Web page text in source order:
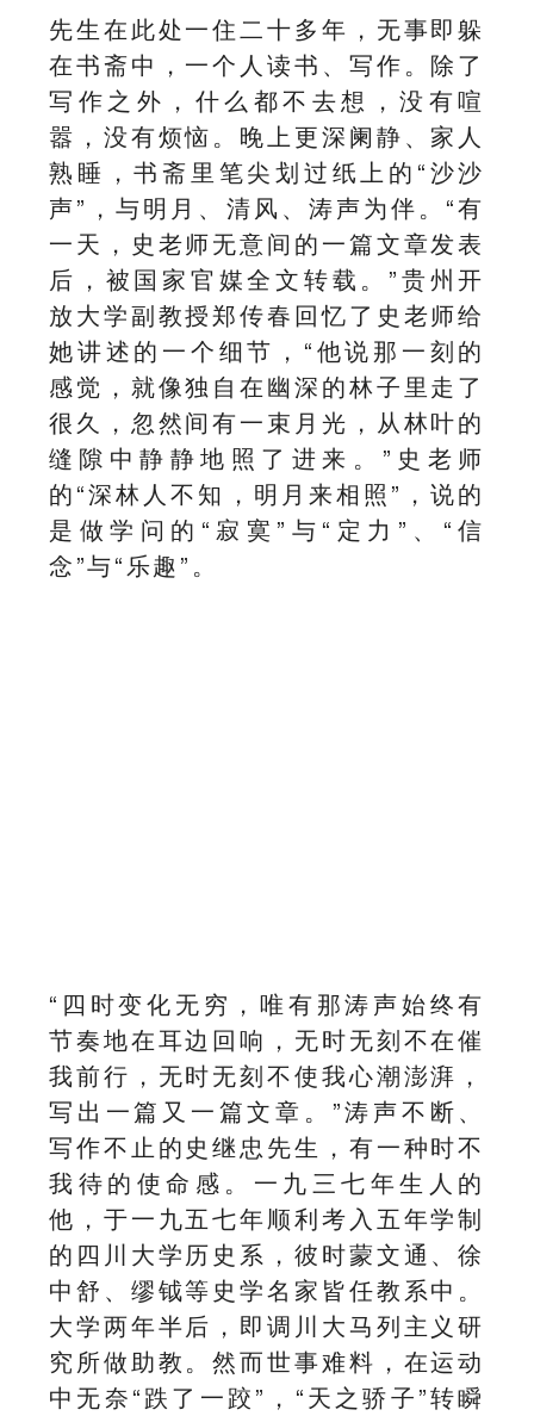
先生在此处一住二十多年，无事即躲
在书斋中，一个人读书、写作。除了
写作之外，什么都不去想，没有喧
嚣，没有烦恼。晚上更深阑静、家人
熟睡，书斋里笔尖划过纸上的“沙沙
声”，与明月、清风、涛声为伴。“有
一天，史老师无意间的一篇文章发表
后，被国家官媒全文转载。”贵州开
放大学副教授郑传春回忆了史老师给
她讲述的一个细节，“他说那一刻的
感觉，就像独自在幽深的林子里走了
很久，忽然间有一束月光，从林叶的
缝隙中静静地照了进来。”史老师
的“深林人不知，明月来相照”，说的
是做学问的“寂寞”与“定力”、“信
念”与“乐趣”。
“四时变化无穷，唯有那涛声始终有
节奏地在耳边回响，无时无刻不在催
我前行，无时无刻不使我心潮澎湃，
写出一篇又一篇文章。”涛声不断、
写作不止的史继忠先生，有一种时不
我待的使命感。一九三七年生人的
他，于一九五七年顺利考入五年学制
的四川大学历史系，彼时蒙文通、徐
中舒 、缪钺等史学名家皆任教系中。
大学两年半后，即调川大马列主义研
究所做助教。然而世事难料，在运动
中无奈“跌了一跤”，“天之骄子”转瞬